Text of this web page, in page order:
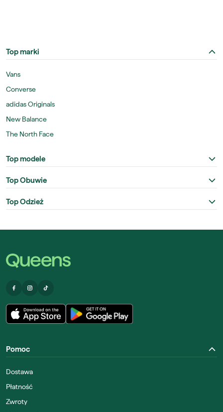
Top marki
Vans
Converse
adidas Originals
New Balance
The North Face
Top modele
Top Obuwie
Top Odzież
Pomoc
Dostawa
Płatność
Zwroty